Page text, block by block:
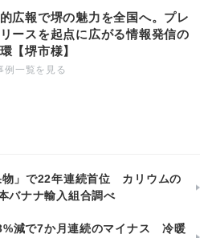
広報で堺の魅力を全国へ。プレ
ースを起点に広がる情報発信の
【堺市様】
例一覧を見る
物」で22年連続首位 カリウムの
バナナ輸入組合調べ
減で7か月連続のマイナス 冷暖